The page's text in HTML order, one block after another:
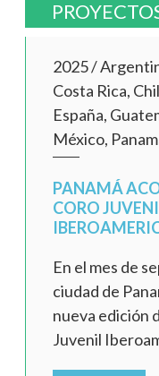
2025/
Costa Rica,
España,
México,
PANAMÁ
CORO
En el mes de
ciudad de
nueva edición
Juvenil